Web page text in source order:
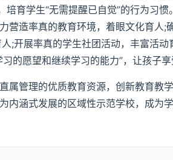
培育学生“无需提醒已自觉”的行为习
营造率真的教育环境，着眼文化育人;
;开展率真的学生社团活动，丰富活
的愿望和继续学习的能力”，让孩子
属管理的优质教育资源，创新教育教
内涵式发展的区域性示范学校，成为